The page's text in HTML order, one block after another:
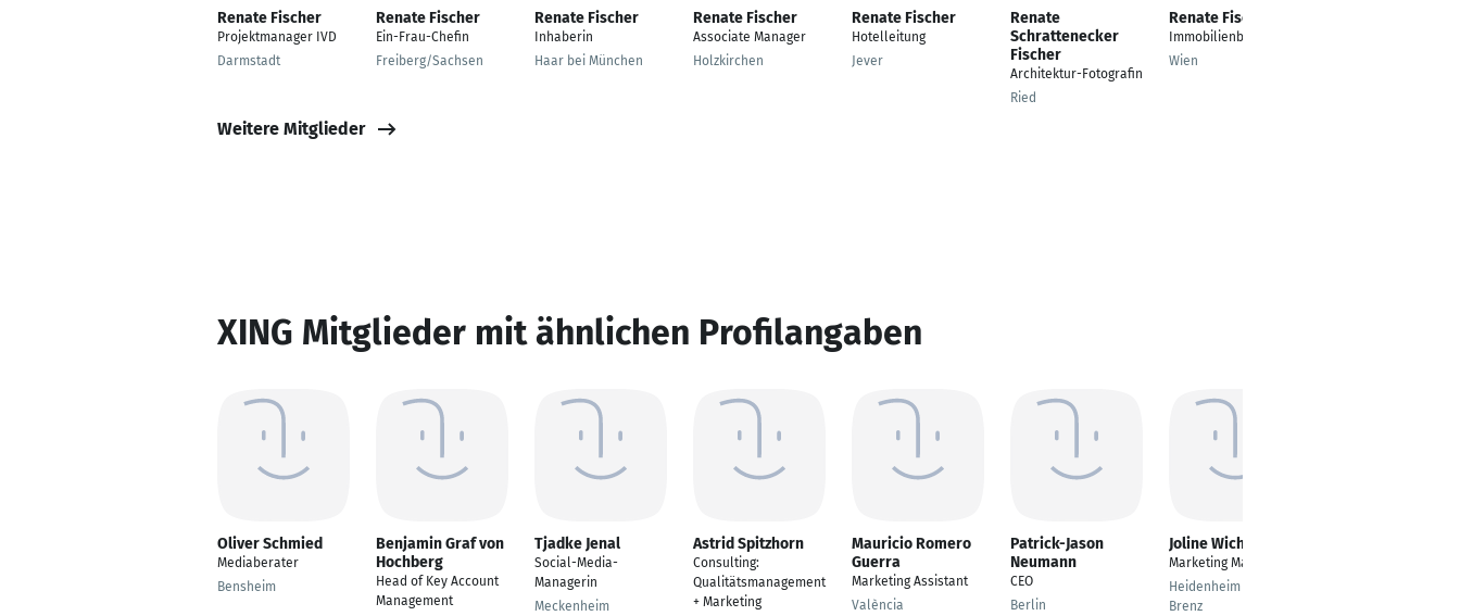
Renate Fischer
Projektmanager IVD
Darmstadt
Renate Fischer
Ein-Frau-Chefin
Freiberg/Sachsen
Renate Fischer
Inhaberin
Haar bei München
Renate Fischer
Associate Manager
Holzkirchen
Renate Fischer
Hotelleitung
Jever
Renate
Schrattenecker
Fischer
Architektur-Fotografin
Ried
Renate Fischer
Immobilienberaterin
Wien
Weitere Mitglieder
XING Mitglieder mit ähnlichen Profilangaben
Oliver Schmied
Mediaberater
Bensheim
Benjamin Graf von
Hochberg
Head of Key Account
Management
Tjadke Jenal
Social-Media-
Managerin
Meckenheim
Astrid Spitzhorn
Consulting:
Qualitätsmanagement
+ Marketing
Mauricio Romero
Guerra
Marketing Assistant
València
Patrick-Jason
Neumann
CEO
Berlin
Joline Wichardt
Marketing Manager
Heidenheim an der
Brenz